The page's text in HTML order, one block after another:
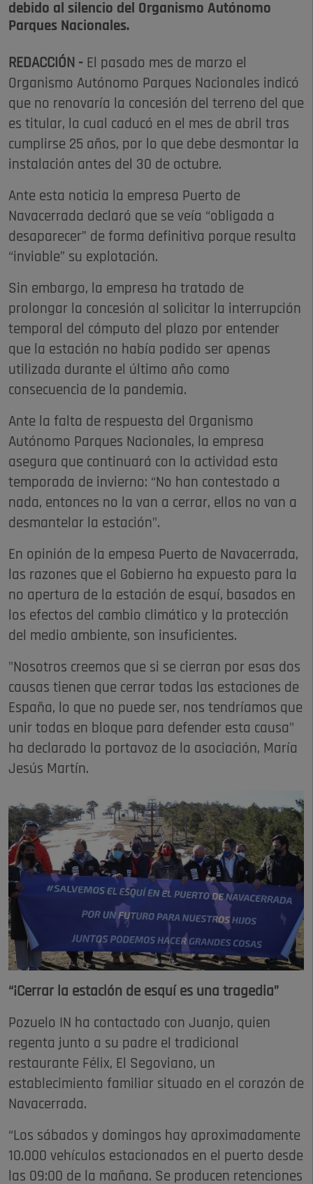
debido al silencio del Organismo Autónomo
Parques Nacionales.
REDACCIÓN - El pasado mes de marzo el
Organismo Autónomo Parques Nacionales indicó
que no renovaría la concesión del terreno del que
es titular, la cual caducó en el mes de abril tras
cumplirse 25 años, por lo que debe desmontar la
instalación antes del 30 de octubre.
Ante esta noticia la empresa Puerto de
Navacerrada declaró que se veía “obligada a
desaparecer” de forma definitiva porque resulta
“inviable” su explotación.
Sin embargo, la empresa ha tratado de
prolongar la concesión al solicitar la interrupción
temporal del cómputo del plazo por entender
que la estación no había podido ser apenas
utilizada durante el último año como
consecuencia de la pandemia.
Ante la falta de respuesta del Organismo
Autónomo Parques Nacionales, la empresa
asegura que continuará con la actividad esta
temporada de invierno: “No han contestado a
nada, entonces no la van a cerrar, ellos no van a
desmantelar la estación".
En opinión de la empesa Puerto de Navacerrada,
las razones que el Gobierno ha expuesto para la
no apertura de la estación de esquí, basados en
los efectos del cambio climático y la protección
del medio ambiente, son insuficientes.
"Nosotros creemos que si se cierran por esas dos
causas tienen que cerrar todas las estaciones de
España, lo que no puede ser, nos tendríamos que
unir todas en bloque para defender esta causa"
ha declarado la portavoz de la asociación, María
Jesús Martín.
“¡Cerrar la estación de esquí es una tragedia”
Pozuelo IN ha contactado con Juanjo, quien
regenta junto a su padre el tradicional
restaurante Félix, El Segoviano, un
establecimiento familiar situado en el corazón de
Navacerrada.
“Los sábados y domingos hay aproximadamente
10.000 vehículos estacionados en el puerto desde
las 09:00 de la mañana. Se producen retenciones